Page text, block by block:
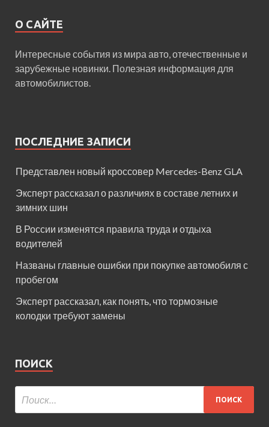
О САЙТЕ
Интересные события из мира авто, отечественные и
зарубежные новинки. Полезная информация для
автомобилистов.
ПОСЛЕДНИЕ ЗАПИСИ
Представлен новый кроссовер Mercedes-Benz GLA
Эксперт рассказал о различиях в составе летних и
зимних шин
В России изменятся правила труда и отдыха
водителей
Названы главные ошибки при покупке автомобиля с
пробегом
Эксперт рассказал, как понять, что тормозные
колодки требуют замены
ПОИСК